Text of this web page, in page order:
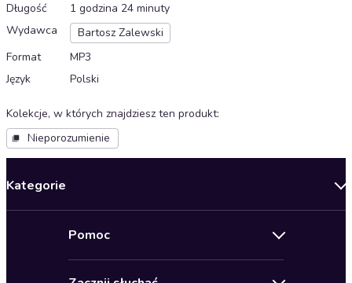
Długość
1 godzina 24 minuty
Wydawca
Bartosz Zalewski
Format
MP3
Język
Polski
Kolekcje, w których znajdziesz ten produkt:
Nieporozumienie
Kategorie
Pomoc